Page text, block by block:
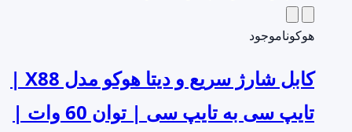
باشد.
گزینه
ها
هوکوناموجود
کابل شارژ سریع و دیتا هوکو مدل X88 |
تایپ سی به تایپ سی | توان 60 وات |